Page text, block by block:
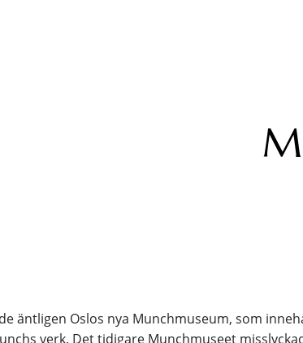
äntligen Oslos nya Munchmuseum, som
verk. Det tidigare Munchmuseet